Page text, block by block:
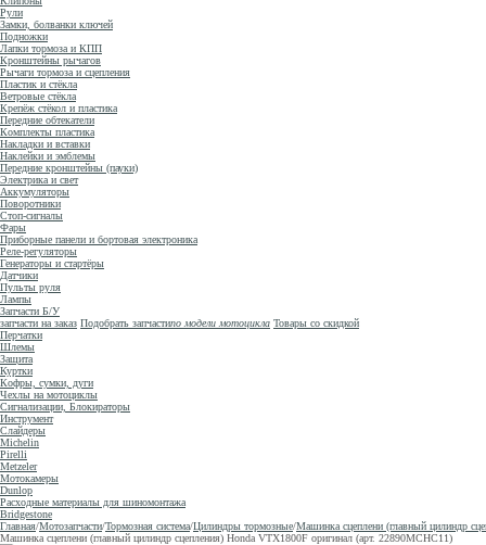
Рули
Замки, болванки ключей
Подножки
Лапки тормоза и КПП
Кронштейны рычагов
Рычаги тормоза и сцепления
Пластик и стёкла
Ветровые стёкла
Крепёж стёкол и пластика
Передние обтекатели
Комплекты пластика
Накладки и вставки
Наклейки и эмблемы
Передние кронштейны (пауки)
Электрика и свет
Аккумуляторы
Поворотники
Стоп-сигналы
Фары
Приборные панели и бортовая электроника
Реле-регуляторы
Генераторы и стартёры
Датчики
Пульты руля
Лампы
Запчасти Б/У
запчасти на заказ Подобрать запчастипо модели мотоцикла Товары со скидкой
Перчатки
Шлемы
Защита
Куртки
Кофры, сумки, дуги
Чехлы на мотоциклы
Сигнализации, Блокираторы
Инструмент
Слайдеры
Michelin
Pirelli
Metzeler
Мотокамеры
Dunlop
Расходные материалы для шиномонтажа
Bridgestone
Главная/Мотозапчасти/Тормозная система/Цилиндры тормозные/Машинка сцеплени (главный цилиндр
Машинка сцеплени (главный цилиндр сцепления) Honda VTX1800F оригинал (арт. 22890MCHC11)